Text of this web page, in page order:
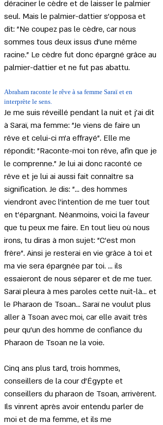
déraciner le cèdre et de laisser le palmier
seul. Mais le palmier-dattier s'opposa et
dit: "Ne coupez pas le cèdre, car nous
sommes tous deux issus d'une même
racine." Le cèdre fut donc épargné grâce au
palmier-dattier et ne fut pas abattu.
Abraham raconte le rêve à sa femme Saraï et en
interprète le sens.
Je me suis réveillé pendant la nuit et j'ai dit
à Saraï, ma femme: "Je viens de faire un
rêve et celui-ci m'a effrayé". Elle me
répondit: "Raconte-moi ton rêve, afin que je
le comprenne." Je lui ai donc raconté ce
rêve et je lui ai aussi fait connaître sa
signification. Je dis: "... des hommes
viendront avec l'intention de me tuer tout
en t'épargnant. Néanmoins, voici la faveur
que tu peux me faire. En tout lieu où nous
irons, tu diras à mon sujet: "C'est mon
frère". Ainsi je resterai en vie grâce à toi et
ma vie sera épargnée par toi. ... ils
essaieront de nous séparer et de me tuer.
Saraï pleura à mes paroles cette nuit-là... et
le Pharaon de Tsoan... Saraï ne voulut plus
aller à Tsoan avec moi, car elle avait très
peur qu'un des homme de confiance du
Pharaon de Tsoan ne la voie.
Cinq ans plus tard, trois hommes,
conseillers de la cour d'Égypte et
conseillers du pharaon de Tsoan, arrivèrent.
Ils vinrent après avoir entendu parler de
moi et de ma femme, et ils me